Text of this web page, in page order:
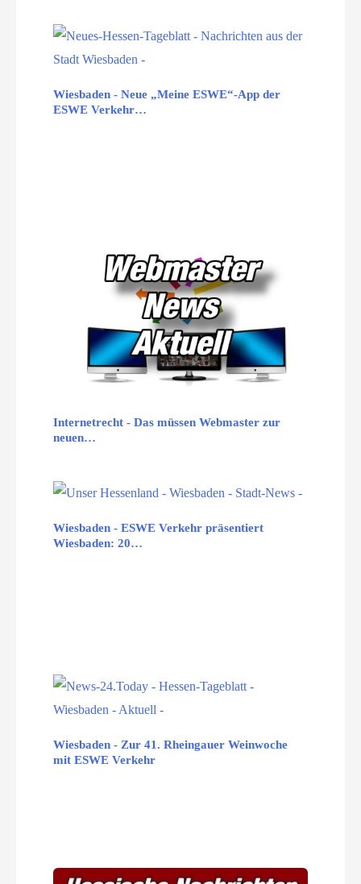
Wiesbaden - Neue „Meine ESWE“-App der
ESWE Verkehr…
Internetrecht - Das müssen Webmaster zur
neuen…
Wiesbaden - ESWE Verkehr präsentiert
Wiesbaden: 20…
Wiesbaden - Zur 41. Rheingauer Weinwoche
mit ESWE Verkehr